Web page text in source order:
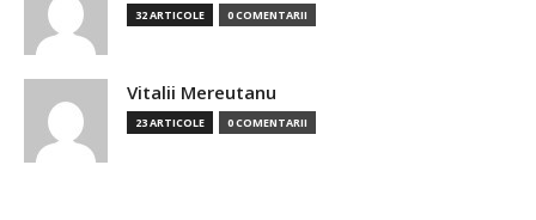
32 ARTICOLE 0 COMENTARII
Vitalii Mereutanu
23 ARTICOLE 0 COMENTARII